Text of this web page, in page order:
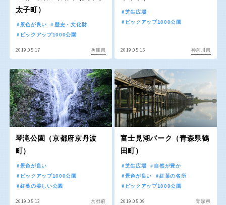
神奈川
甲信越・東海・北陸
新潟 富山
石川 福井
山梨 長野
公園グルメ 美術館
インクルーシブパーク
バスケットゴール ふわふわドーム
健康遊具 ゲートボール
スケートパーク ライトアップ
イルミネーション イベント
交通公園
地域で探す
太子町）
景色が良い
歴史・文化財
ピックアップ1000公園
2019.05.17 兵庫県
芝生広場
ピックアップ1000公園
2019.05.15 神奈川県
琴滝公園（京都府京丹波
町）
景色が良い
ピックアップ1000公園
紅葉の美しい公園
2019.05.13 京都府
富士見湖パーク（青森県鶴
田町）
芝生広場
自然が豊か
景色が良い
紅葉の名所
ピックアップ1000公園
2019.05.09 青森県